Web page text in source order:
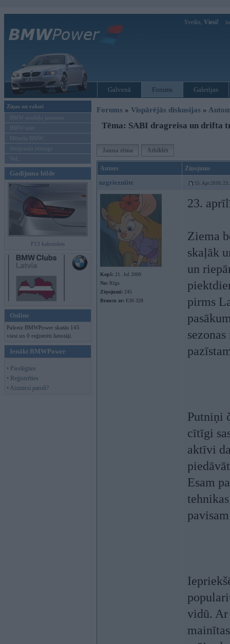
Sveiks, Viesi!
Galvenā Forums Galerijas
Ziņas un raksti
BMW modeļu jaunumi
BMW testi
Mēneša BMW
Sērijveida tūnings
Vel...
Gadījuma bilde
F13 kabriolets
Online
Pašreiz BMWPower skatās 145
viesi un 0 reģistrēti lietotāji.
Ienākt BMWPower
• Pieslēgties
• Reģistrēties
• Aizmirsi paroli?
Forums » Vispārējās diskusijas »
Tēma: SABI dragreisa un drifta
Jauna tēma Atbildēt
Autors Ziņojums
uzgriezniite 15. Apr 2010,
Kopš: 21. Jul 2009
No: Rīga
Ziņojumi: 245
Braucu ar: E36 328
23.
Ziema
skaļāk
un
pirms
Putniņi
cītīgi
aktīvi
Esam
vidū. Ar